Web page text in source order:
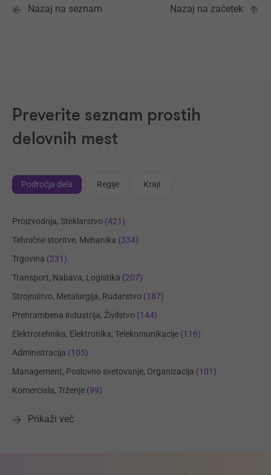
Nazaj na seznam Nazaj na začetek
Preverite seznam prostih
delovnih mest
Področja dela Regije Kraji
Proizvodnja, Steklarstvo (421)
Tehnične storitve, Mehanika (334)
Trgovina (231)
Transport, Nabava, Logistika (207)
Strojništvo, Metalurgija, Rudarstvo (187)
Prehrambena industrija, Živilstvo (144)
Elektrotehnika, Elektronika, Telekomunikacije (116)
Administracija (105)
Management, Poslovno svetovanje, Organizacija (101)
Komerciala, Trženje (99)
Prikaži več